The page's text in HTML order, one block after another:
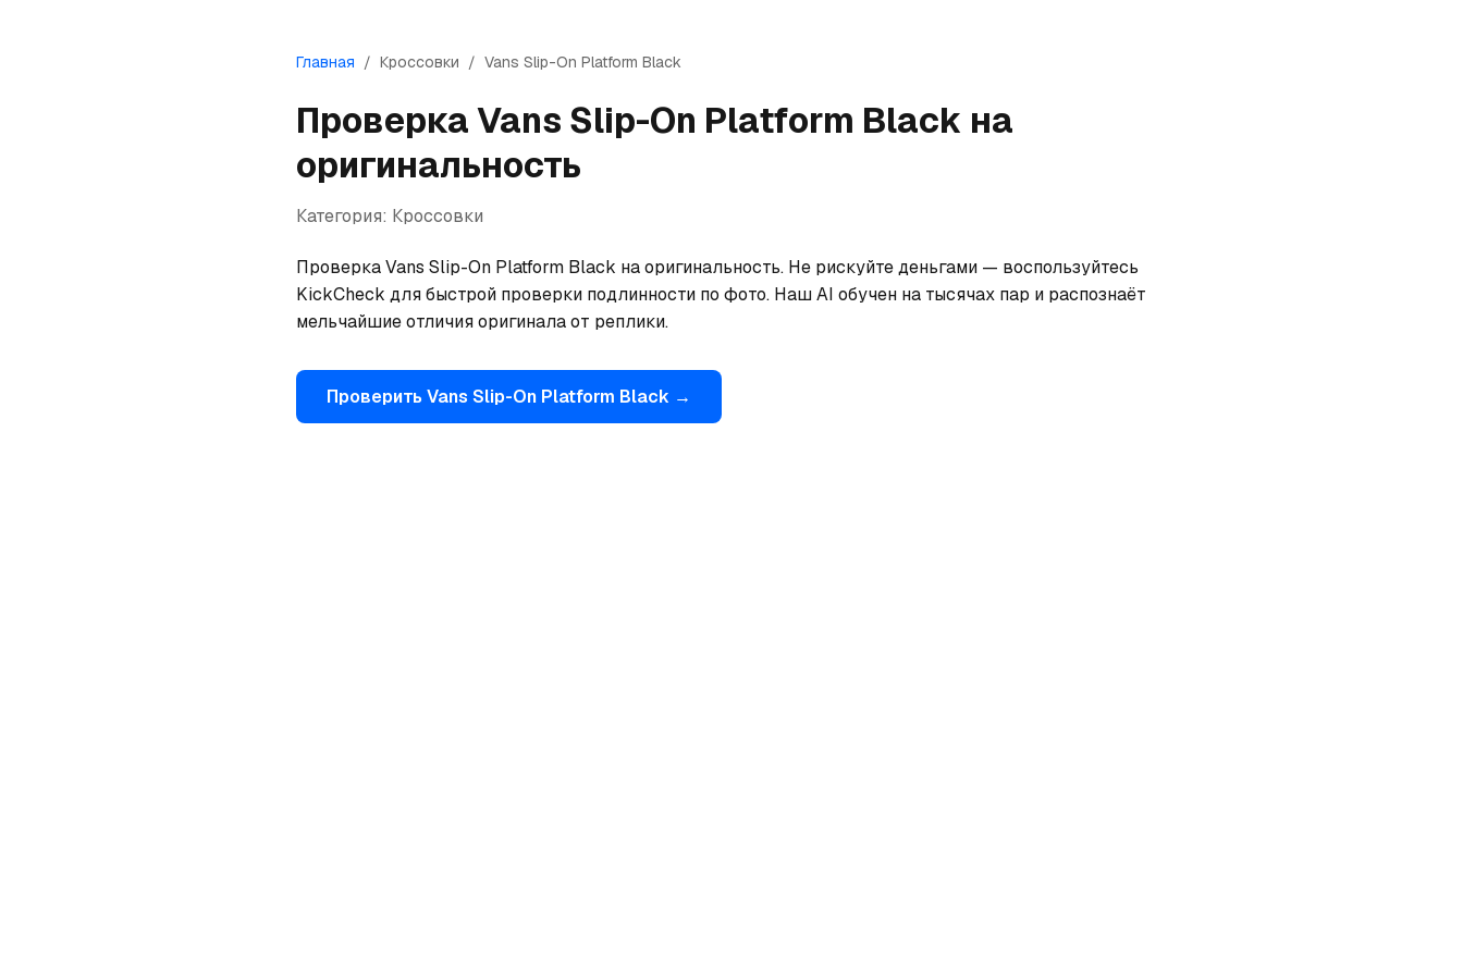
Главная / Кроссовки / Vans Slip-On Platform Black
ПроверкаVans Slip-On Platform Black на
оригинальность
Категория: Кроссовки
Проверка Vans Slip-On Platform Black на оригинальность. Не рискуйте деньгами — воспользуйтесь
KickCheck для быстрой проверки подлинности по фото. Наш AI обучен на тысячах пар и распознаёт
мельчайшие отличия оригинала от реплики.
Проверить Vans Slip-On Platform Black →